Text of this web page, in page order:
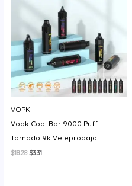
VOPK
Vopk Cool Bar 9000 Puff
Tornado 9k Veleprodaja
$18.28Izvirna
$3.31Trenutna